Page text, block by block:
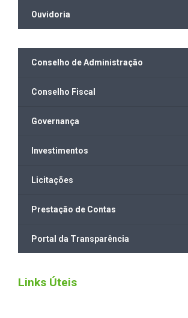
Ouvidoria
Conselho de Administração
Conselho Fiscal
Governança
Investimentos
Licitações
Prestação de Contas
Portal da Transparência
Links Úteis